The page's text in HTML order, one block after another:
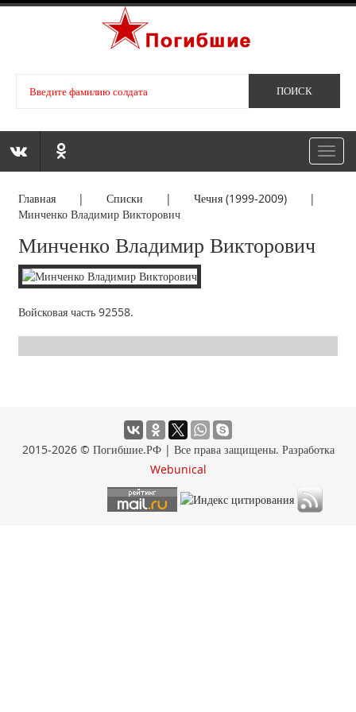
Главная |Списки | Чечня (1999-2009)|
Минченко Владимир Викторович
Минченко Владимир Викторович
Войсковая часть 92558.
2015-2026 © Погибшие.РФ | Все права защищены. Разработка
Webunical